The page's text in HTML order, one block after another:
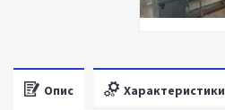
Опис Характеристики